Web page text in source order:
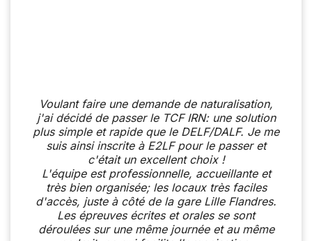
Voulant faire une demande de naturalisation,
j'ai décidé de passer le TCF IRN: une solution
plus simple et rapide que le DELF/DALF. Je me
suis ainsi inscrite à E2LF pour le passer et
c'était un excellent choix !
L'équipe est professionnelle, accueillante et
très bien organisée; les locaux très faciles
d'accès, juste à côté de la gare Lille Flandres.
Les épreuves écrites et orales se sont
déroulées sur une même journée et au même